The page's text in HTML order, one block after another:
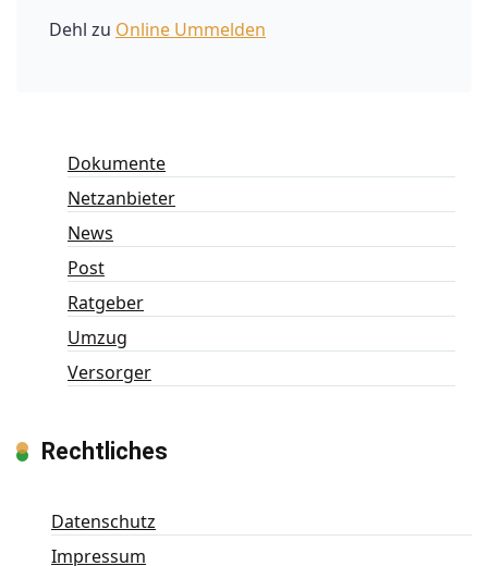
Dehl zu Online Ummelden
Dokumente
Netzanbieter
News
Post
Ratgeber
Umzug
Versorger
Rechtliches
Datenschutz
Impressum